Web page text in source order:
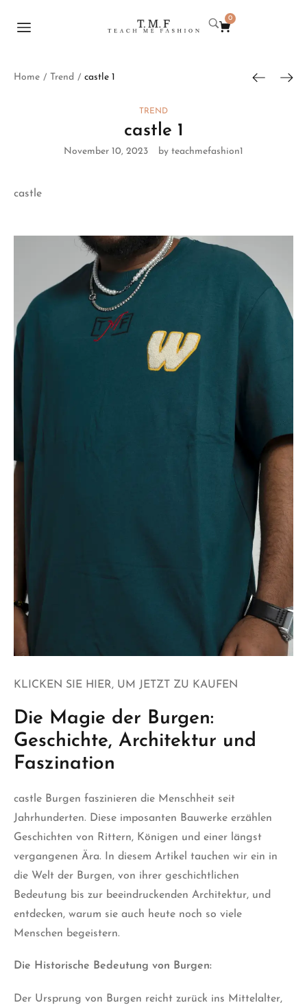
0
Home / Trend / castle 1
TREND
castle 1
November 10, 2023 by teachmefashion1
castle
KLICKEN SIE HIER, UM JETZT ZU KAUFEN
Die Magie der Burgen:
Geschichte, Architektur und
Faszination
castle Burgen faszinieren die Menschheit seit
Jahrhunderten. Diese imposanten Bauwerke erzählen
Geschichten von Rittern, Königen und einer längst
vergangenen Ära. In diesem Artikel tauchen wir ein in
die Welt der Burgen, von ihrer geschichtlichen
Bedeutung bis zur beeindruckenden Architektur, und
entdecken, warum sie auch heute noch so viele
Menschen begeistern.
Die Historische Bedeutung von Burgen:
Der Ursprung von Burgen reicht zurück ins Mittelalter,